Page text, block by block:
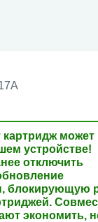
может
устройстве!
отключить
блокирующую
экономить,